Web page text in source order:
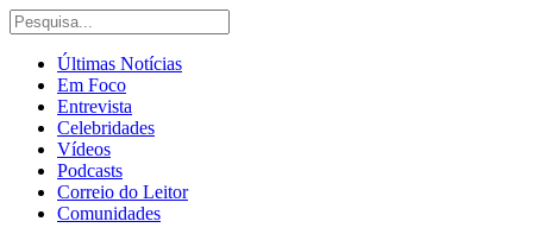
Últimas Notícias
Em Foco
Entrevista
Celebridades
Vídeos
Podcasts
Correio do Leitor
Comunidades